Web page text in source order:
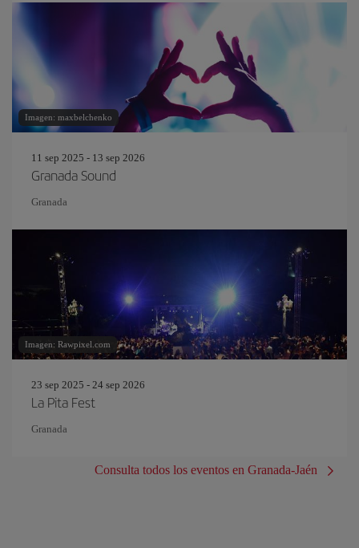
Imagen: maxbelchenko
11 sep 2025 - 13 sep 2026
Granada Sound
Granada
Imagen: Rawpixel.com
23 sep 2025 - 24 sep 2026
La Pita Fest
Granada
Consulta todos los eventos en Granada-Jaén